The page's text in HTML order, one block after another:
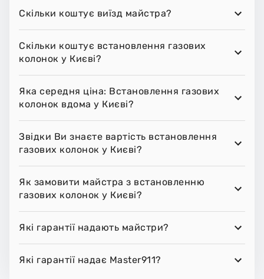
Скільки коштує виїзд майстра?
Скільки коштує встановлення газових
колонок у Києві?
Яка середня ціна: Встановлення газових
колонок вдома у Києві?
Звідки Ви знаєте вартість встановлення
газових колонок у Києві?
Як замовити майстра з встановленню
газових колонок у Києві?
Які гарантії надають майстри?
Які гарантії надає Master911?